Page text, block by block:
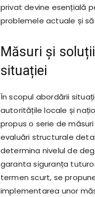
privat devine esențială
problemele actuale și
Măsuri și
situației
În scopul abordării
autoritățile locale și
propus o serie de
evaluări structurale
determina nivelul de
garanta siguranța
termen scurt, se
implementarea unor